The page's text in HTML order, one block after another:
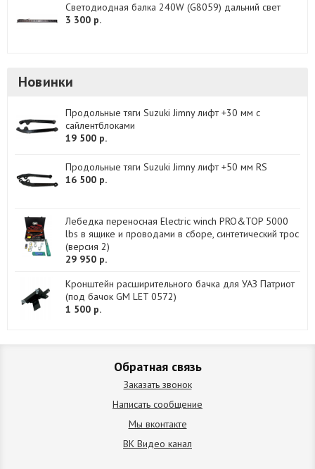
Светодиодная балка 240W (G8059) дальний свет
3 300 р.
Новинки
Продольные тяги Suzuki Jimny лифт +30 мм с
сайлентблоками
19 500 р.
Продольные тяги Suzuki Jimny лифт +50 мм RS
16 500 р.
Лебедка переносная Electric winch PRO&TOP 5000
lbs в ящике и проводами в сборе, синтетический трос
(версия 2)
29 950 р.
Кронштейн расширительного бачка для УАЗ Патриот
(под бачок GM LET 0572)
1 500 р.
Обратная связь
Заказать звонок
Написать сообщение
Мы вконтакте
ВК Видео канал